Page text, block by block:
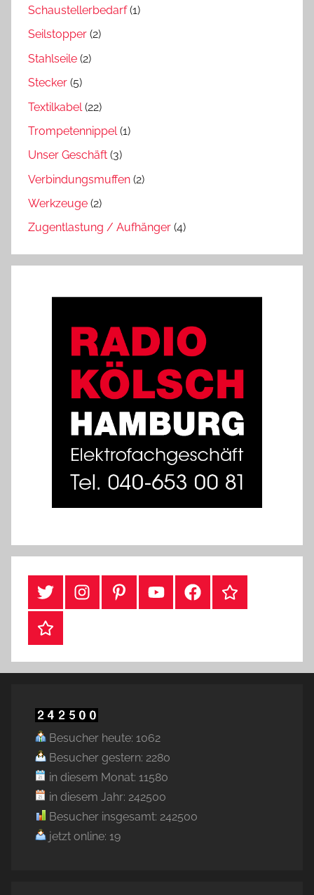
Schaustellerbedarf(1)
Seilstopper (2)
Stahlseile (2)
Stecker (5)
Textilkabel (22)
Trompetennippel(1)
Unser Geschäft (3)
Verbindungsmuffen (2)
Werkzeuge (2)
Zugentlastung / Aufhänger (4)
#TwitterInstagramPinterestYouTubeFacebookTikTok
Webshop
Besucher heute: 1062
Besucher gestern: 2280
in diesem Monat: 11580
in diesem Jahr: 242500
Besucher insgesamt: 242500
jetzt online: 19